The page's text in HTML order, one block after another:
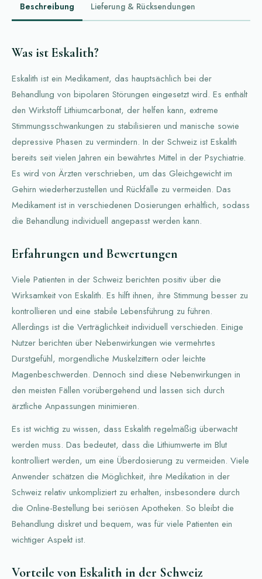
Beschreibung Lieferung & Rücksendungen
Was ist Eskalith?
Eskalith ist ein Medikament, das hauptsächlich bei der
Behandlung von bipolaren Störungen eingesetzt wird. Es enthält
den Wirkstoff Lithiumcarbonat, der helfen kann, extreme
Stimmungsschwankungen zu stabilisieren und manische sowie
depressive Phasen zu vermindern. In der Schweiz ist Eskalith
bereits seit vielen Jahren ein bewährtes Mittel in der Psychiatrie.
Es wird von Ärzten verschrieben, um das Gleichgewicht im
Gehirn wiederherzustellen und Rückfälle zu vermeiden. Das
Medikament ist in verschiedenen Dosierungen erhältlich, sodass
die Behandlung individuell angepasst werden kann.
Erfahrungen und Bewertungen
Viele Patienten in der Schweiz berichten positiv über die
Wirksamkeit von Eskalith. Es hilft ihnen, ihre Stimmung besser zu
kontrollieren und eine stabile Lebensführung zu führen.
Allerdings ist die Verträglichkeit individuell verschieden. Einige
Nutzer berichten über Nebenwirkungen wie vermehrtes
Durstgefühl, morgendliche Muskelzittern oder leichte
Magenbeschwerden. Dennoch sind diese Nebenwirkungen in
den meisten Fällen vorübergehend und lassen sich durch
ärztliche Anpassungen minimieren.
Es ist wichtig zu wissen, dass Eskalith regelmäßig überwacht
werden muss. Das bedeutet, dass die Lithiumwerte im Blut
kontrolliert werden, um eine Überdosierung zu vermeiden. Viele
Anwender schätzen die Möglichkeit, ihre Medikation in der
Schweiz relativ unkompliziert zu erhalten, insbesondere durch
die Online-Bestellung bei seriösen Apotheken. So bleibt die
Behandlung diskret und bequem, was für viele Patienten ein
wichtiger Aspekt ist.
Vorteile von Eskalith in der Schweiz